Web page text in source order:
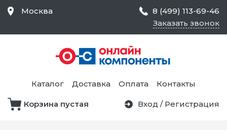
Москва
8 (499) 113-69-46
Заказать звонок
Каталог Доставка Оплата Контакты
Корзина пустая Вход / Регистрация
Средства Контроля
Статического
Электричества и
Безопасности,
Товары для Чистых